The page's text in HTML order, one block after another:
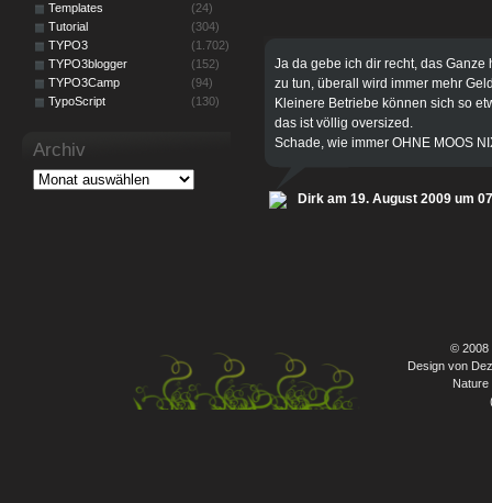
Ja da gebe ich dir recht, das
zu tun, überall wird immer mehr
Kleinere Betriebe können sich so
das ist völlig oversized.
Schade, wie immer OHNE MOOS
Dirk am 19. August 2009 um
Templates
(24)
Tutorial
(304)
TYPO3
(1.702)
TYPO3blogger
(152)
TYPO3Camp
(94)
TypoScript
(130)
Archiv
© 2008
Design von
Nature